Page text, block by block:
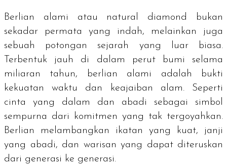
Berlian alami atau natural diamond
bukan
sekadar permata yang indah, melainkan juga
sebuah potongan sejarah yang luar biasa.
Terbentuk jauh di dalam perut bumi selama
miliaran tahun, berlian alami adalah bukti
kekuatan waktu dan keajaiban alam. Seperti
cinta yang dalam dan abadi sebagai simbol
sempurna dari komitmen yang tak tergoyahkan.
Berlian melambangkan ikatan yang kuat, janji
yang abadi, dan warisan yang dapat diteruskan
dari generasi ke generasi.